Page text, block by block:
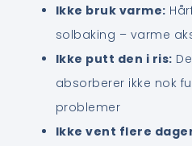
Ikke bruk varme:
solbaking – varme
Ikke putt den i ris:
absorberer ikke nok
problemer
Ikke vent flere